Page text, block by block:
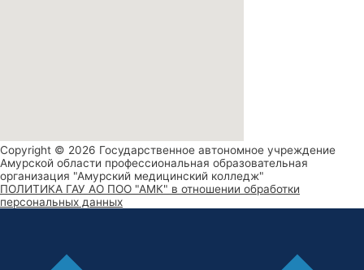
Copyright © 2026 Государственное автономное учреждение
Амурской области профессиональная образовательная
организация "Амурский медицинский колледж"
ПОЛИТИКА ГАУ АО ПОО "АМК" в отношении обработки
персональных данных